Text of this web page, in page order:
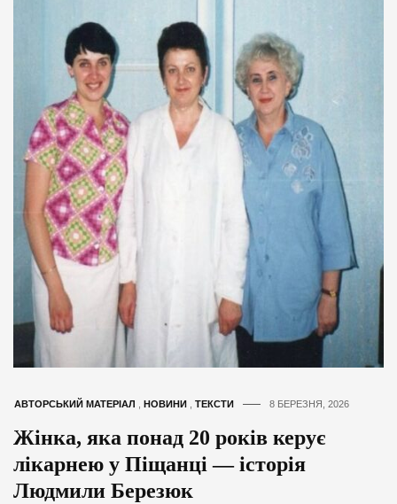
АВТОРСЬКИЙ МАТЕРІАЛ НОВИНИ ТЕКСТИ 8 БЕРЕЗНЯ, 2026
Жінка, яка понад 20 років керує
лікарнею у Піщанці — історія
Людмили Березюк